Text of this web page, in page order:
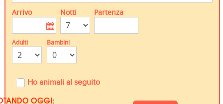
Arrivo Notti Partenza
Adulti Bambini
Ho animali al seguito
OGGI: